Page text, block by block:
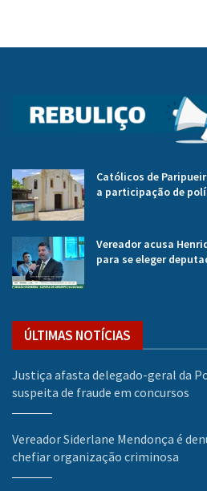
Católicos de
a participação de
Vereador acusa
para se eleger
ÚLTIMAS NOTÍCIAS
Justiça afasta delegado-geral da
suspeita de fraude em concursos
Vereador Siderlane Mendonça é
chefiar organização criminosa